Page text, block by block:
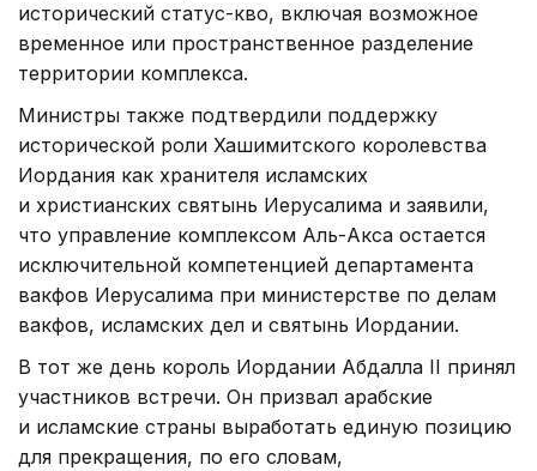
исторический статус-кво, включая возможное
временное или пространственное разделение
территории комплекса.
Министры также подтвердили поддержку
исторической роли Хашимитского королевства
Иордания как хранителя исламских
и христианских святынь Иерусалима и заявили,
что управление комплексом Аль-Акса остается
исключительной компетенцией департамента
вакфов Иерусалима при министерстве по делам
вакфов, исламских дел и святынь Иордании.
В тот же день король Иордании Абдалла II принял
участников встречи. Он призвал арабские
и исламские страны выработать единую позицию
для прекращения, по его словам,